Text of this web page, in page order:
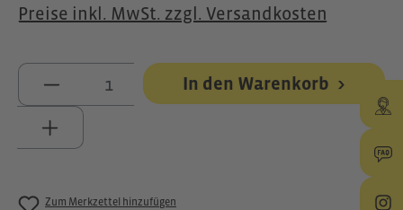
Preise inkl. MwSt. zzgl. Versandkosten
Produkt Anzahl: Gib den
In den Warenkorb
Zum Merkzettel hinzufügen